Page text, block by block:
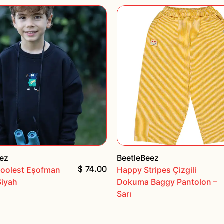
Eşofman
$ 74.00
BeetleBeez
Happy Stripes Çizgili
Dokuma Baggy Pantolon –
Sarı